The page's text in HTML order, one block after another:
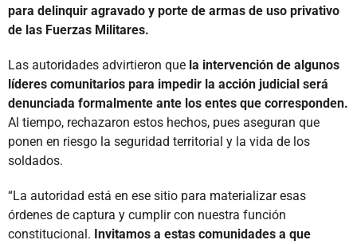
para delinquir agravado y porte de armas de uso privativo
de las Fuerzas Militares.
Las autoridades advirtieron que la intervención de algunos
líderes comunitarios para impedir la acción judicial será
denunciada formalmente ante los entes que corresponden.
Al tiempo, rechazaron estos hechos, pues aseguran que
ponen en riesgo la seguridad territorial y la vida de los
soldados.
“La autoridad está en ese sitio para materializar esas
órdenes de captura y cumplir con nuestra función
constitucional. Invitamos a estas comunidades a que